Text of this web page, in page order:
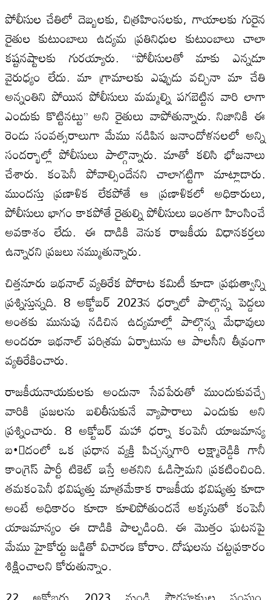
పోలీసుల చేతిలో దెబ్బలకు, చిత్రహింసలకు, గాయాలకు గురైన
రైతుల కుటుంబాలు ఉద్యమ ప్రతినిధుల కుటుంబాలు చాలా
కష్టనష్టాలకు గురయ్యారు. ‘‘పోలీసులతో మాకు ఎన్నడూ
వైరుధ్యం లేదు. మా గ్రామాలకు ఎప్పుడు వచ్చినా మా చేతి
అన్నంతిని పోయిన పోలీసులు మమ్మల్ని పగబెట్టిన వారి లాగా
ఎందుకు కొట్టినట్టు’’ అని రైతులు వాపోతున్నారు. నిజానికి ఈ
రెండు సంవత్సరాలుగా మేము నడిపిన జనాందోళనలలో అన్ని
సందర్భాల్లో పోలీసులు పాల్గొన్నారు. మాతో కలిసి భోజనాలు
చేశారు. కంపెనీ పోవాల్సిందేనని చాలాగట్టిగా మాట్లాడారు.
ముందస్తు ప్రణాళిక లేకపోతే ఆ ప్రణాళికలో అధికారులు,
పోలీసులు భాగం కాకపోతే రైతుల్ని పోలీసులు ఇంతగా హింసించే
అవకాశం లేదు. ఈ దాడికి వెనుక రాజకీయ విధానకర్తలు
ఉన్నారని ప్రజలు నమ్ముతున్నారు.
చిత్తనూరు ఇథనాల్‍ వ్యతిరేక పోరాట కమిటీ కూడా ప్రభుత్వాన్ని
ప్రశ్నిస్తున్నది. 8 అక్టోబర్‍ 2023న ధర్నాలో పాల్గొన్న పెద్దలు
అంతకు మునుపు నడిచిన ఉద్యమాల్లో పాల్గొన్న మేధావులు
అందరూ ఇథనాల్‍ పరిశ్రమ ఏర్పాటును ఆ పాలసీని తీవ్రంగా
వ్యతిరేకించారు.
రాజకీయనాయకులకు అందునా సేవపేరుతో ముందుకువచ్చే
వారికి ప్రజలను బలితీసుకునే వ్యాపారాలు ఎందుకు అని
ప్రశ్నించారు. 8 అక్టోబర్‍ మహా ధర్నా కంపెనీ యాజమాన్య
బ•ందంలో ఒక ప్రధాన వ్యక్తి పిచ్చన్నగారి లక్ష్మారెడ్డికి గానీ
కాంగ్రెస్‍ పార్టీ టికెట్‍ ఇస్తే అతనిని ఓడిస్తామని ప్రకటించింది.
తమకంపెనీ భవిష్యత్తు మాత్రమేకాక రాజకీయ భవిష్యత్తు కూడా
అంటే అధికారం కూడా కూలిపోతుందనే అక్కసుతో కంపెనీ
యాజమాన్యం ఈ దాడికి పాల్పడింది. ఈ మొత్తం ఘటనపై
మేము హైకోర్టు జడ్జితో విచారణ కోరాం. దోషులను చట్టప్రకారం
శిక్షించాలని కోరుతున్నాం.